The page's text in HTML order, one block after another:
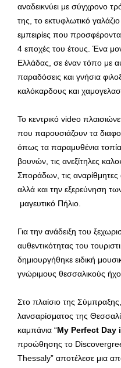
αναδεικνύει με σύγχρονο
της, το εκτυφλωτικό
εμπειρίες που
4 εποχές του έτους. Ένα
Ελλάδας, σε έναν τόπο με
παραδόσεις και γνήσια
καλόκαρδους και
Το κεντρικό video
που παρουσιάζουν τα
όπως τα παραμυθένια
βουνών, τις ανεξίτηλες
Σποράδων, τις
αλλά και την εξερεύνηση
μαγευτικό Πήλιο.
Για την ανάδειξη του
αυθεντικότητας του
δημιουργήθηκε ειδική
γνώριμους θεσσαλικούς
Στο πλαίσιο της Σύμπραξης,
λανσαρίσματος της
καμπάνια “My Perfect Day
προώθησης το
Thessaly” αποτέλεσε μια